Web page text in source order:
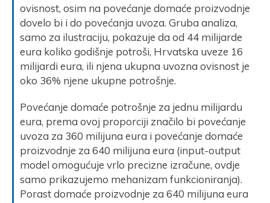
ovisnost, osim na povećanje domaće proizvodnje
dovelo bi i do povećanja uvoza. Gruba analiza,
samo za ilustraciju, pokazuje da od 44 milijarde
eura koliko godišnje potroši, Hrvatska uveze 16
milijardi eura, ili njena ukupna uvozna ovisnost je
oko 36% njene ukupne potrošnje.
Povećanje domaće potrošnje za jednu milijardu
eura, prema ovoj proporciji značilo bi povećanje
uvoza za 360 milijuna eura i povećanje domaće
proizvodnje za 640 milijuna eura (input-output
model omogućuje vrlo precizne izračune, ovdje
samo prikazujemo mehanizam funkcioniranja).
Porast domaće proizvodnje za 640 milijuna eura